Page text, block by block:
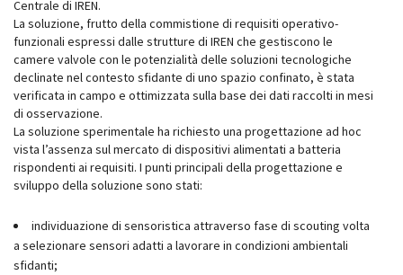
Centrale di IREN.
La soluzione, frutto della commistione di requisiti operativo-
funzionali espressi dalle strutture di IREN che gestiscono le
camere valvole con le potenzialità delle soluzioni tecnologiche
declinate nel contesto sfidante di uno spazio confinato, è stata
verificata in campo e ottimizzata sulla base dei dati raccolti in mesi
di osservazione.
La soluzione sperimentale ha richiesto una progettazione ad hoc
vista l’assenza sul mercato di dispositivi alimentati a batteria
rispondenti ai requisiti. I punti principali della progettazione e
sviluppo della soluzione sono stati:
individuazione di sensoristica attraverso fase di scouting volta
a selezionare sensori adatti a lavorare in condizioni ambientali
sfidanti;